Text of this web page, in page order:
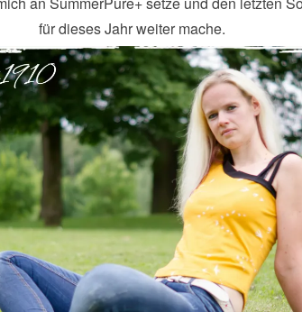
für dieses Jahr weiter mache.